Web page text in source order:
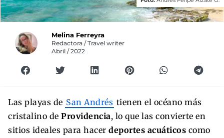
Melina Ferreyra
Redactora / Travel writer
Abril / 2022
Las playas de San Andrés tienen el océano más
cristalino de Providencia, lo que las convierte en
sitios ideales para hacer deportes acuáticos como